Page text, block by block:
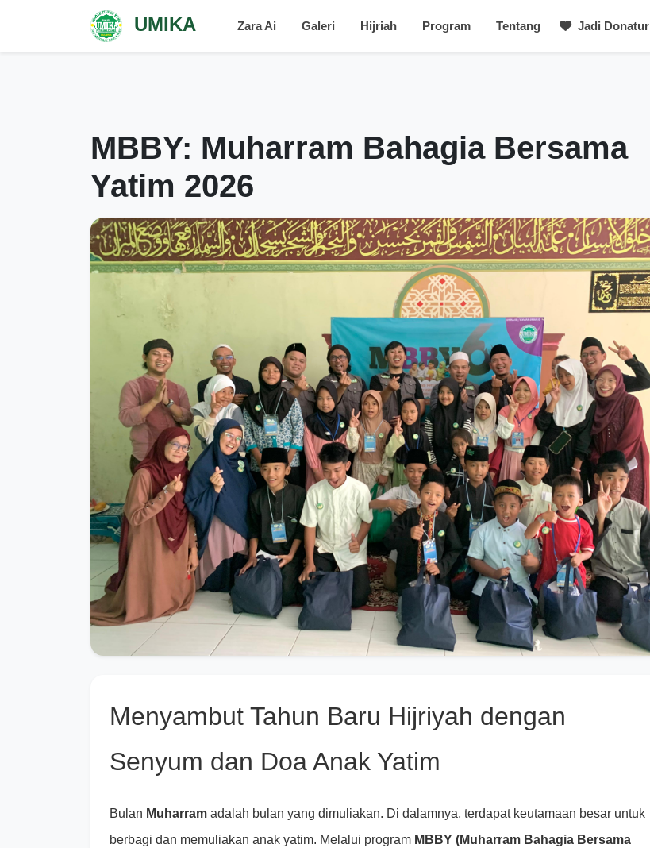
UMIKA Zara Ai Galeri Hijriah Program Tentang Jadi Donatur
MBBY: Muharram Bahagia Bersama
Yatim 2026
Menyambut Tahun Baru Hijriyah dengan
Senyum dan Doa Anak Yatim
Bulan Muharram adalah bulan yang dimuliakan. Di dalamnya, terdapat keutamaan besar untuk
berbagi dan memuliakan anak yatim. Melalui program MBBY (Muharram Bahagia Bersama